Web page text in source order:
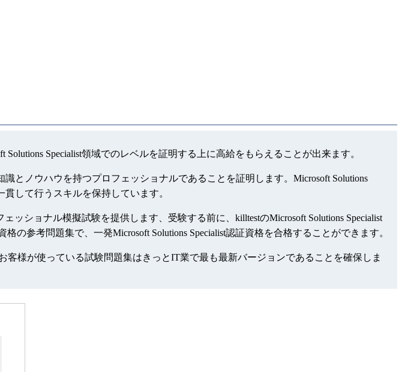
Specialist領域でのレベルを証明する上に高給をもらえることが出来ます。
とノウハウを持つプロフェッショナルであることを証明します。Microsoft Solutions
貫して行うスキルを保持しています。
ッショナル模擬試験を提供します、受験する前に、killtestのMicrosoft Solutions Specialist
の参考問題集で、一発Microsoft Solutions Specialist認証資格を合格することができます。
客様が使っている試験問題集はきっとIT業で最も最新バージョンであることを確保しま